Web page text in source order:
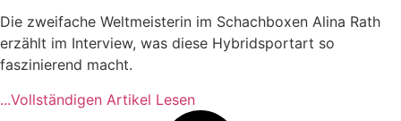
Die zweifache Weltmeisterin im Schachboxen Alina Rath
erzählt im Interview, was diese Hybridsportart so
faszinierend macht.
...Vollständigen Artikel Lesen